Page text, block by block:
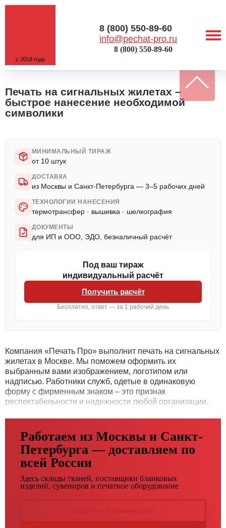
с 2018 года
info@pechat-pro.ru
8 (800) 550-89-60
8 (800) 550-89-60
ГЛАВНАЯ/
Печать на сигнальных жилетах –
быстрое нанесение необходимой
символики
МИНИМАЛЬНЫЙ ТИРАЖ
от 10 штук
ДОСТАВКА
из Москвы и Санкт-Петербурга — 3–5 рабочих дней
ТЕХНОЛОГИИ НАНЕСЕНИЯ
термотрансфер · вышивка · шелкография
ДОКУМЕНТЫ
для ИП и ООО, ЭДО, безналичный расчёт
Под ваш тираж
индивидуальный расчёт
Получить расчёт
Бесплатно, ответ — за 1 рабочий день
Компания «Печать Про» выполнит печать на сигнальных
жилетах в Москве. Мы поможем оформить их
выбранным вами изображением, логотипом или
надписью. Работники служб, одетые в одинаковую
форму с фирменным знаком – это признак
респектабельности и надежности любой организации.
Работаем из Москвы и Санкт-
Петербурга — доставляем по
всей России
Здесь склады тканей, поставщики бланковых
изделий, сувениров и печатное оборудование